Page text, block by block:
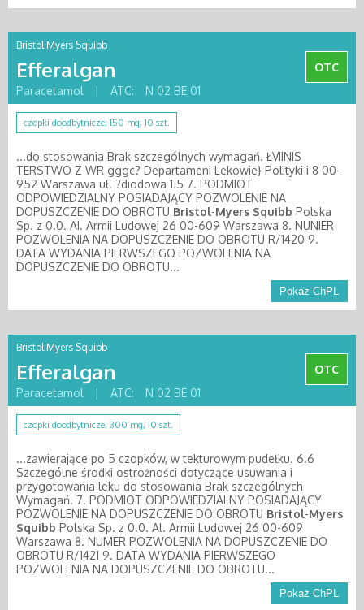
Bristol Myers Squibb
Efferalgan
OTC
Paracetamol
| ATC: N 02 BE 01
czopki doodbytnicze; 150 mg, 10 szt.
...do stosowania Brak szczególnych wymagań. ŁVIINIS
TERSTWO Z WR gggc? Departameni Lekowie} Polityki i 8 00-
952 Warszawa uł. ?diodowa 1.5 7. PODMIOT
ODPOWIEDZIALNY POSIADAJĄCY POZWOLENIE NA
DOPUSZCZENIE DO OBROTU Bristol-Myers Squibb Polska
Sp. z 0.0. AI. Armii Ludowej 26 00-609 Warszawa 8. NUNIER
POZWOLENIA NA DOPUSZCZENIE DO OBROTU R/1420 9.
DATA WYDANIA PIERWSZEGO POZWOLENIA NA
DOPUSZCZENIE DO OBROTU...
Pokaż ChPL
Bristol Myers Squibb
Efferalgan
OTC
Paracetamol
| ATC: N 02 BE 01
czopki doodbytnicze; 300 mg, 10 szt.
...zawierające po 5 czopków, w tekturowym pudełku. 6.6
Szczególne środki ostrożności dotyczące usuwania i
przygotowania leku do stosowania Brak szczególnych
Wymagań. 7. PODMIOT ODPOWIEDZIALNY POSIADAJĄCY
POZWOLENIE NA DOPUSZCZENIE DO OBROTU Bristol-Myers
Squibb Polska Sp. z 0.0. Al. Armii Ludowej 26 00-609
Warszawa 8. NUMER POZWOLENIA NA DOPUSZCZENIE DO
OBROTU R/1421 9. DATA WYDANIA PIERWSZEGO
POZWOLENIA NA DOPUSZCZENIE DO OBROTU...
Pokaż ChPL